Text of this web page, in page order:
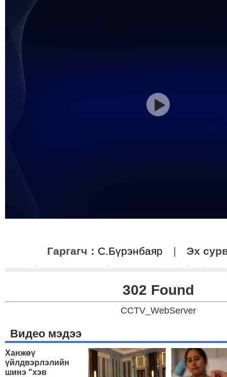
Гаргагч： С.Бүрэнбаяр | Эх
302 Found
CCTV_WebServer
Видео мэдээ
Ханжөү
үйлдвэрлэлийн
шинэ "хэв